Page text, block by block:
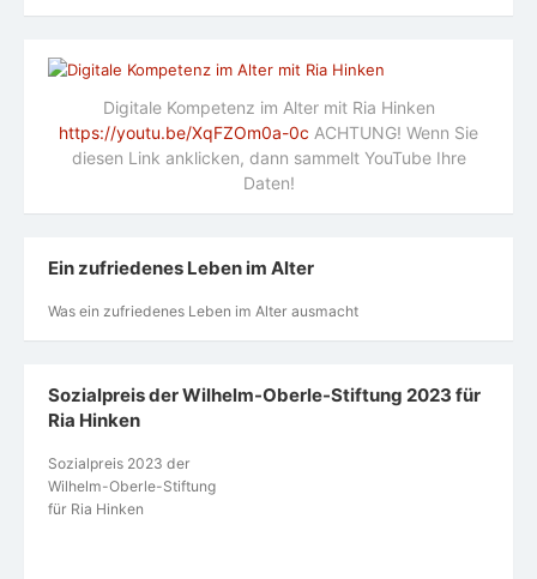
Digitale Kompetenz im Alter mit Ria Hinken
https://youtu.be/XqFZOm0a-0c ACHTUNG! Wenn Sie
diesen Link anklicken, dann sammelt YouTube Ihre
Daten!
Ein zufriedenes Leben im Alter
Was ein zufriedenes Leben im Alter ausmacht
Sozialpreis der Wilhelm-Oberle-Stiftung 2023 für
Ria Hinken
Sozialpreis 2023 der
Wilhelm-Oberle-Stiftung
für Ria Hinken